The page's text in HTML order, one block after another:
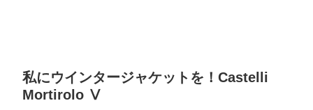
私にウインタージャケットを！Castelli
Mortirolo Ⅴ